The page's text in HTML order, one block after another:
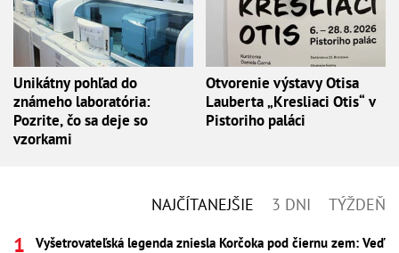
Unikátny pohľad do
známeho laboratória:
Pozrite, čo sa deje so
vzorkami
Otvorenie výstavy Otisa
Lauberta „Kresliaci Otis“ v
Pistoriho paláci
NAJČÍTANEJŠIE 3 DNI TÝŽDEŇ
Vyšetrovateľská legenda zniesla Korčoka pod čiernu zem: Veď